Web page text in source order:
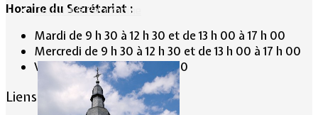
Culture & Patrimoine
Horaire du Secrétariat :
Mardi de 9 h 30 à 12 h 30 et de 13 h 00 à 17 h 00
Mercredi de 9 h 30 à 12 h 30 et de 13 h 00 à 17 h 00
Vendredi de 13 h 00 à 19 h 00
Liens conseillés